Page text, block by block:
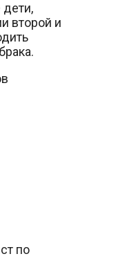
второй и
по